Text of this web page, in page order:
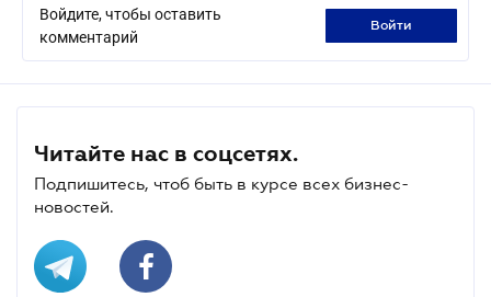
Войдите, чтобы оставить
комментарий
войти
Читайте нас в соцсетях.
Подпишитесь, чтоб быть в курсе всех бизнес-
новостей.